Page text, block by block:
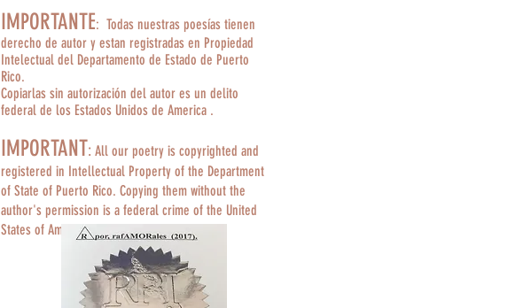
IMPORTANTE: Todas nuestras poesías tienen
derecho de autor y estan registradas en Propiedad
Intelectual del Departamento de Estado de Puerto
Rico.
Copiarlas sin autorización del autor es un delito
federal de los Estados Unidos de America .
IMPORTANT: All our poetry is copyrighted and
registered in Intellectual Property of the Department
of State of Puerto Rico. Copying them without the
author's permission is a federal crime of the United
States of America.